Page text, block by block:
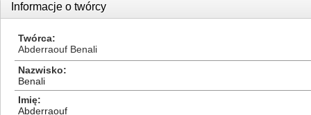
Informacje o twórcy
Twórca
Abderraouf Benali
Nazwisko
Benali
Imię
Abderraouf